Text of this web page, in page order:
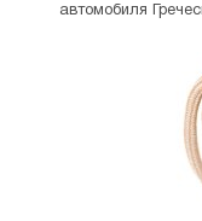
автомобиля